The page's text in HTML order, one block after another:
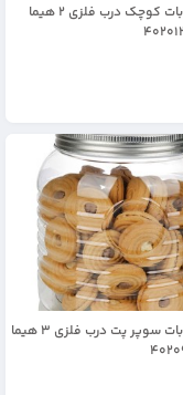
بانکه حبوبات کوچک درب فلزی 2 هیما
بانکه حبوبات سوپر پت درب فلزی 3 هیما